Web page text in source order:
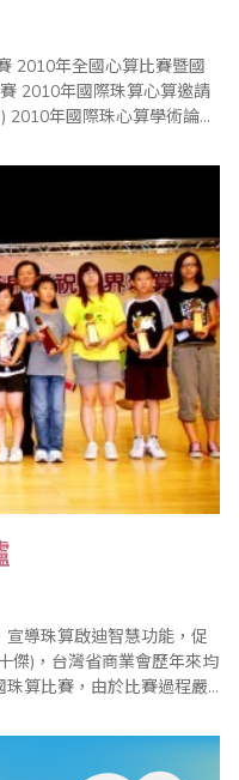
導珠算啟迪智慧功能，促
傑)，台灣省商業會歷年來均
算比賽，由於比賽過程嚴
國珠算比賽暨珠算達人競技
盛大舉行，共有來自全國